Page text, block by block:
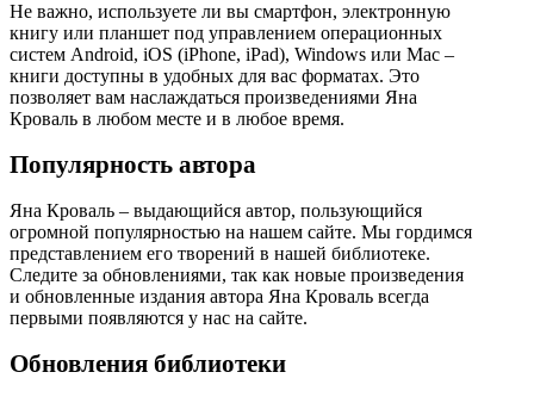
Не важно, используете ли вы смартфон, электронную
книгу или планшет под управлением операционных
систем Android, iOS (iPhone, iPad), Windows или Mac –
книги доступны в удобных для вас форматах. Это
позволяет вам наслаждаться произведениями Яна
Кроваль в любом месте и в любое время.
Популярность автора
Яна Кроваль – выдающийся автор, пользующийся
огромной популярностью на нашем сайте. Мы гордимся
представлением его творений в нашей библиотеке.
Следите за обновлениями, так как новые произведения
и обновленные издания автора Яна Кроваль всегда
первыми появляются у нас на сайте.
Обновления библиотеки